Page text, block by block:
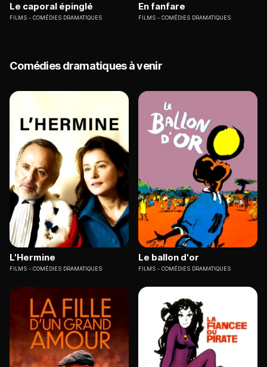
Le caporal épinglé
FILMS COMÉDIES DRAMATIQUES
En fanfare
FILMS COMÉDIES DRAMATIQUES
Comédies dramatiques à venir
L'Hermine
FILMS COMÉDIES DRAMATIQUES
Le ballon d'or
FILMS COMÉDIES DRAMATIQUES